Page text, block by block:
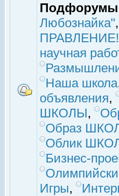
Любознайка",
ПРАВЛЕНИЕ!
научная
Наша школа
объявления,
ШКОЛЫ,
Образ
Облик
Бизнес-
Игры,